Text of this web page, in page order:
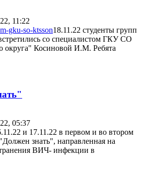
11:22
18.11.22 студенты групп
со специалистом ГКУ СО
Косиновой И.М. Ребята
05:37
и 17.11.22 в первом и во втором
знать", направленная на
ВИЧ- инфекции в